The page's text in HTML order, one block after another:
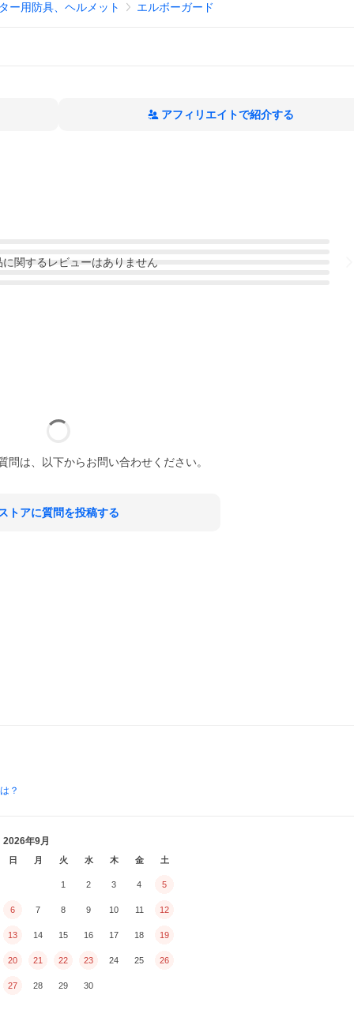
ー用防具、ヘルメット
エルボーガード
アフィリエイトで紹介する
に関するレビューはありません
問は、以下からお問い合わせください。
トアに質問を投稿する
？
2026年9月
日 月 火 水 木 金 土
1 2 3 4 5
6 7 8 9 10 11 12
13 14 15 16 17 18 19
20 21 22 23 24 25 26
27 28 29 30